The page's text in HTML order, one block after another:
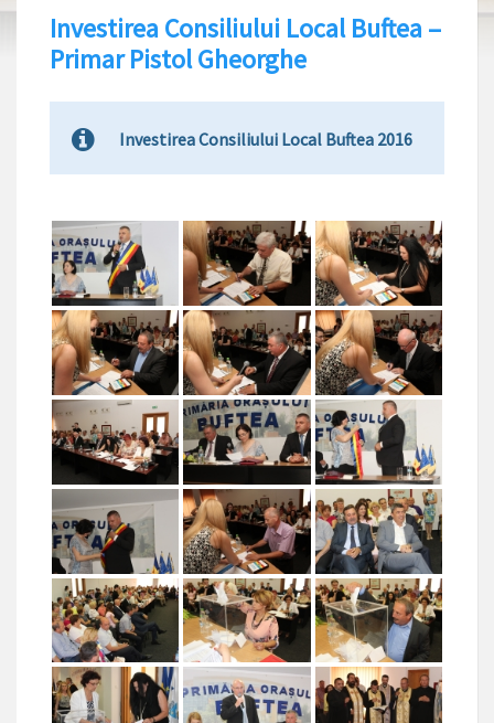
Investirea Consiliului Local Buftea –
Primar Pistol Gheorghe
Investirea Consiliului Local Buftea 2016